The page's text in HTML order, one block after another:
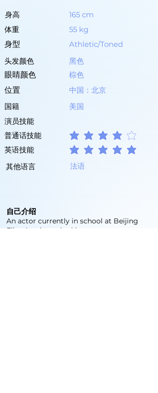
身高
165 cm
体重
55 kg
身型
Athletic/Toned
头发颜色
黑色
眼睛颜色
棕色
位置
中国：北京
国籍
美国
演员技能
普通话技能
平均評等為 4 ，滿分 5 分
英语技能 平均評等為 5 ，滿分 5 分
其他语言 法语
自己介绍
An actor currently in school at Beijing
Film Academy, looking